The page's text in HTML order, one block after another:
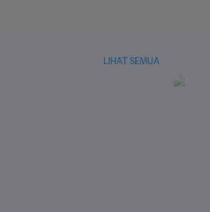
LIHAT SEMUA